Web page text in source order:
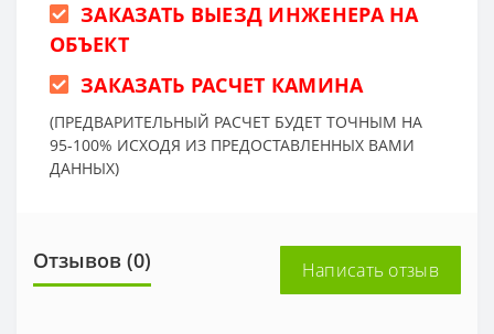
ЗАКАЗАТЬ ВЫЕЗД ИНЖЕНЕРА НА
ОБЪЕКТ
ЗАКАЗАТЬ РАСЧЕТ КАМИНА
(ПРЕДВАРИТЕЛЬНЫЙ РАСЧЕТ БУДЕТ ТОЧНЫМ НА
95-100% ИСХОДЯ ИЗ ПРЕДОСТАВЛЕННЫХ ВАМИ
ДАННЫХ)
Отзывов (0) Написать отзыв